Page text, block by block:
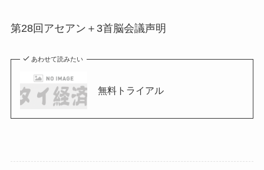
第28回アセアン＋3首脳会議声明
あわせて読みたい
無料トライアル